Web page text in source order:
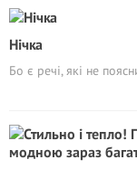
Нічка
Бо є речі, які не